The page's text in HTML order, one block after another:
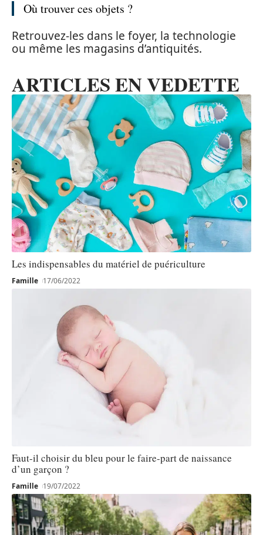
Où trouver ces objets ?
Retrouvez-les dans le foyer, la technologie
ou même les magasins d’antiquités.
ARTICLES EN VEDETTE
Les indispensables du matériel de puériculture
Famille 17/06/2022
Faut-il choisir du bleu pour le faire-part de naissance
d’un garçon ?
Famille 19/07/2022